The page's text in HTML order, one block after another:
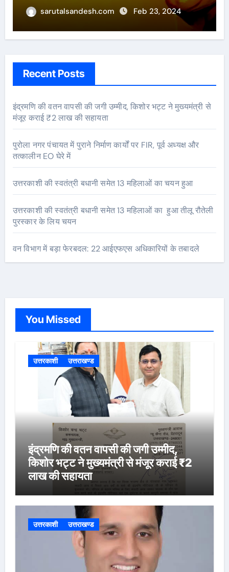
sarutalsandesh.com Feb 23, 2024
Recent Posts
इंद्रमणि की वतन वापसी की जगी उम्मीद, किशोर भट्ट ने मुख्यमंत्री से
मंजूर कराई ₹2 लाख की सहायता
पुरोला नगर पंचायत में पुराने निर्माण कार्यों पर FIR, पूर्व अध्यक्ष और
तत्कालीन EO घेरे में
उत्तरकाशी की स्वतंत्री बधानी समेत 13 महिलाओं का चयन हुआ
उत्तरकाशी की स्वतंत्री बधानी समेत 13 महिलाओं का हुआ तीलू रौतेली
पुरस्कार के लिय चयन
वन विभाग में बड़ा फेरबदल: 22 आईएफएस अधिकारियों के तबादले
You Missed
उत्तरकाशी उत्तराखण्ड
इंद्रमणि की वतन वापसी की जगी उम्मीद,
किशोर भट्ट ने मुख्यमंत्री से मंजूर कराई ₹2
लाख की सहायता
उत्तरकाशी उत्तराखण्ड